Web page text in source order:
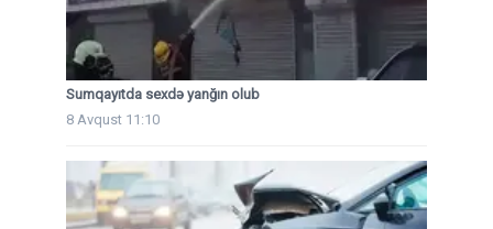
Sumqayıtda sexdə yanğın olub
8 Avqust 11:10